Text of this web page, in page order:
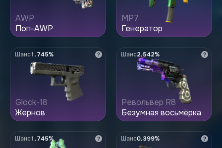
AWP
Поп-AWP
MP7
Генератор
Glock-18
Жернов
Шанс1.745%
Револьвер R8
Безумная восьмёрка
Шанс2.542%
Шанс1.745% Шанс0.399%